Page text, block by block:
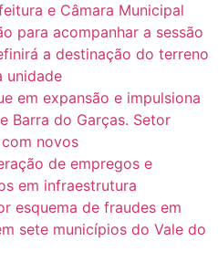
e Câmara Municipal
para acompanhar a sessão
a destinação do terreno
unidade
em expansão e impulsiona
Barra do Garças. Setor
novos
de empregos e
em infraestrutura
esquema de fraudes em
sete municípios do Vale do